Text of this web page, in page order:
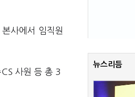
사에서 임직원
사원 등 총 3
뉴스리듬